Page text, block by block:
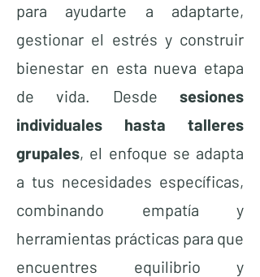
para ayudarte a adaptarte,
gestionar el estrés y construir
bienestar en esta nueva etapa
de vida. Desde sesiones
individuales hasta talleres
grupales, el enfoque se adapta
a tus necesidades específicas,
combinando empatía y
herramientas prácticas para que
encuentres equilibrio y